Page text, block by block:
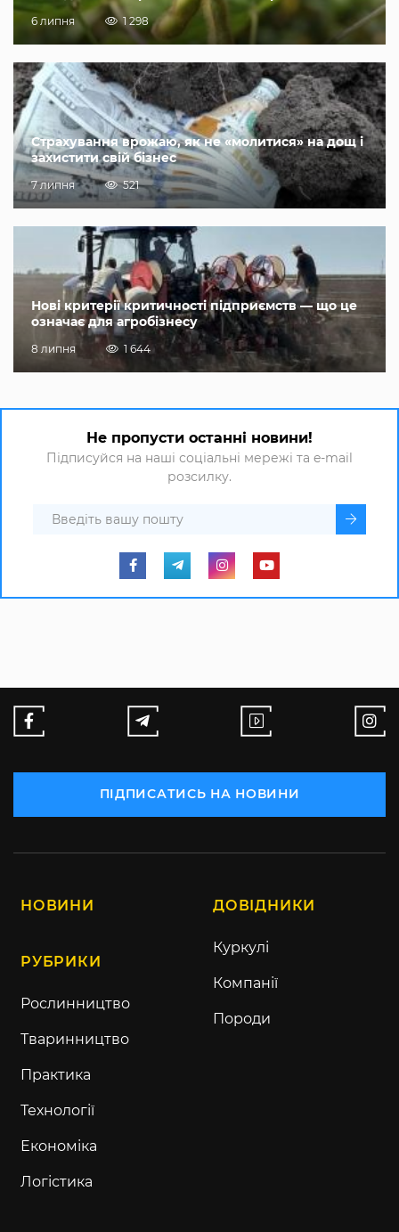
6 липня 1 298
Страхування врожаю, як не «молитися» на дощ і
захистити свій бізнес
7 липня 521
Нові критерії критичності підприємств — що це
означає для агробізнесу
8 липня 1 644
Не пропусти останні новини!
Підписуйся на наші соціальні мережі та e-mail
розсилку.
ПІДПИСАТИСЬ НА НОВИНИ
НОВИНИ
РУБРИКИ
Рослинництво
Тваринництво
Практика
Технології
Економіка
Логістика
ДОВІДНИКИ
Куркулі
Компанії
Породи